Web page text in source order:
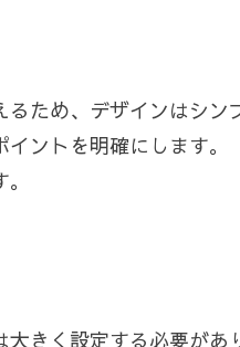
ため、デザインはシン
ントを明確にします。
きく設定する必要があ